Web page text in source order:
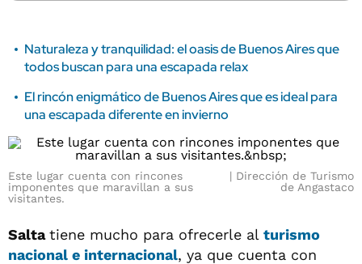
Naturaleza y tranquilidad: el oasis de Buenos Aires que
todos buscan para una escapada relax
El rincón enigmático de Buenos Aires que es ideal para
una escapada diferente en invierno
Este lugar cuenta con rincones
imponentes que maravillan a sus
visitantes.
Dirección de Turismo
de Angastaco
Saltatiene mucho para ofrecerle al turismo
nacional e internacional, ya que cuenta con